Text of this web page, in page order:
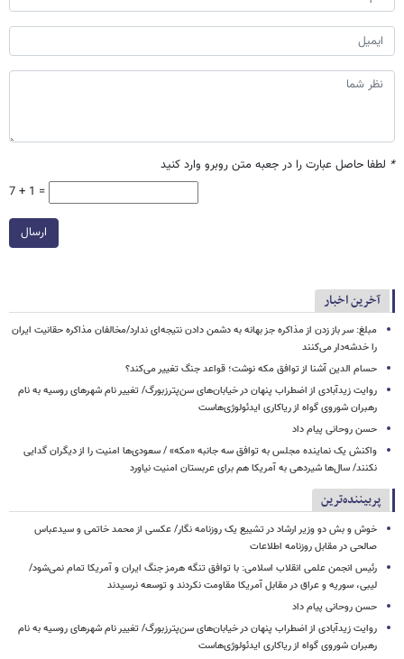
* لطفا حاصل عبارت را در جعبه متن روبرو وارد کنید
7 + 1 =
ارسال
آخرین اخبار
مبلغ: سر باز زدن از مذاکره‌ جز بهانه به دشمن دادن نتیجه‌ای ندارد/مخالفان مذاکره حقانیت ایران
را خدشه‌دار می‌کنند
حسام الدین آشنا از توافق مکه نوشت؛ قواعد جنگ تغییر می‌کند؟
روایت زیدآبادی از اضطراب پنهان در خیابان‌های سن‌پترزبورگ/ تغییر نام شهرهای روسیه به نام
رهبران شوروی گواه از ریاکاری ایدئولوژی‌هاست
حسن روحانی پیام داد
واکنش یک نماینده مجلس به توافق سه جانبه «مکه» / سعودی‌ها امنیت را از دیگران گدایی
نکنند/ سال‌ها شیردهی به آمریکا هم برای عربستان امنیت نیاورد
پربیننده‌ترین
خوش و بش دو وزیر ارشاد در تشییع یک روزنامه نگار/ عکسی از محمد خاتمی و سیدعباس
صالحی در مقابل روزنامه اطلاعات
رئیس انجمن علمی انقلاب اسلامی: با توافق تنگه هرمز جنگ ایران و آمریکا تمام نمی‌شود/
لیبی، سوریه و عراق در مقابل آمریکا مقاومت نکردند و توسعه نرسیدند
حسن روحانی پیام داد
روایت زیدآبادی از اضطراب پنهان در خیابان‌های سن‌پترزبورگ/ تغییر نام شهرهای روسیه به نام
رهبران شوروی گواه از ریاکاری ایدئولوژی‌هاست